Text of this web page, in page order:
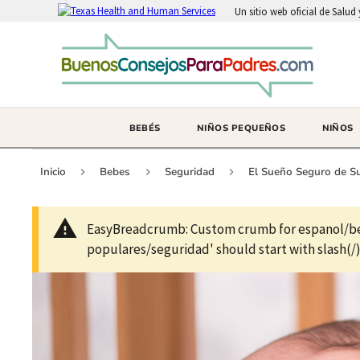
Un sitio web oficial de Salud
BEBÉS NIÑOS PEQUEÑOS NIÑOS
Inicio Bebes Seguridad El Sueño Seguro de
EasyBreadcrumb: Custom crumb for
populares/seguridad' should start with slash(/